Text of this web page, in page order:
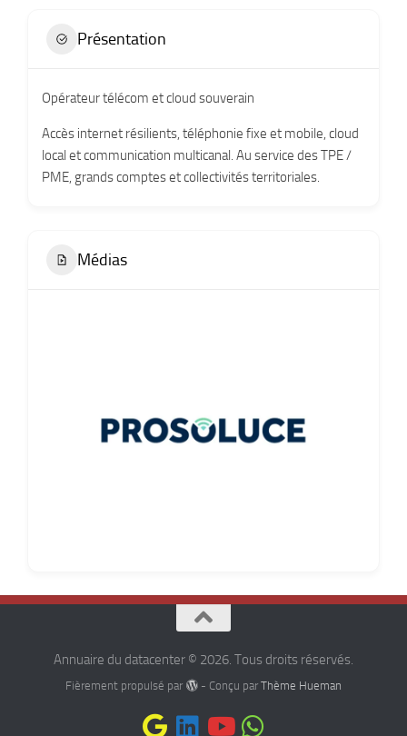
Présentation
Opérateur télécom et cloud souverain
Accès internet résilients, téléphonie fixe et mobile, cloud
local et communication multicanal. Au service des TPE /
PME, grands comptes et collectivités territoriales.
Médias
Annuaire du datacenter © 2026. Tous droits réservés.
Fièrement propulsé par - Conçu par Thème Hueman